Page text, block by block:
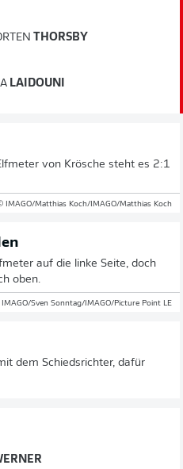
THORSBY
LAIDOUNI
von Krösche steht es 2:1
IMAGO/Matthias Koch/IMAGO/Matthias Koch
auf die linke Seite, doch
oben.
Sven Sonntag/IMAGO/Picture Point LE
dem Schiedsrichter, dafür